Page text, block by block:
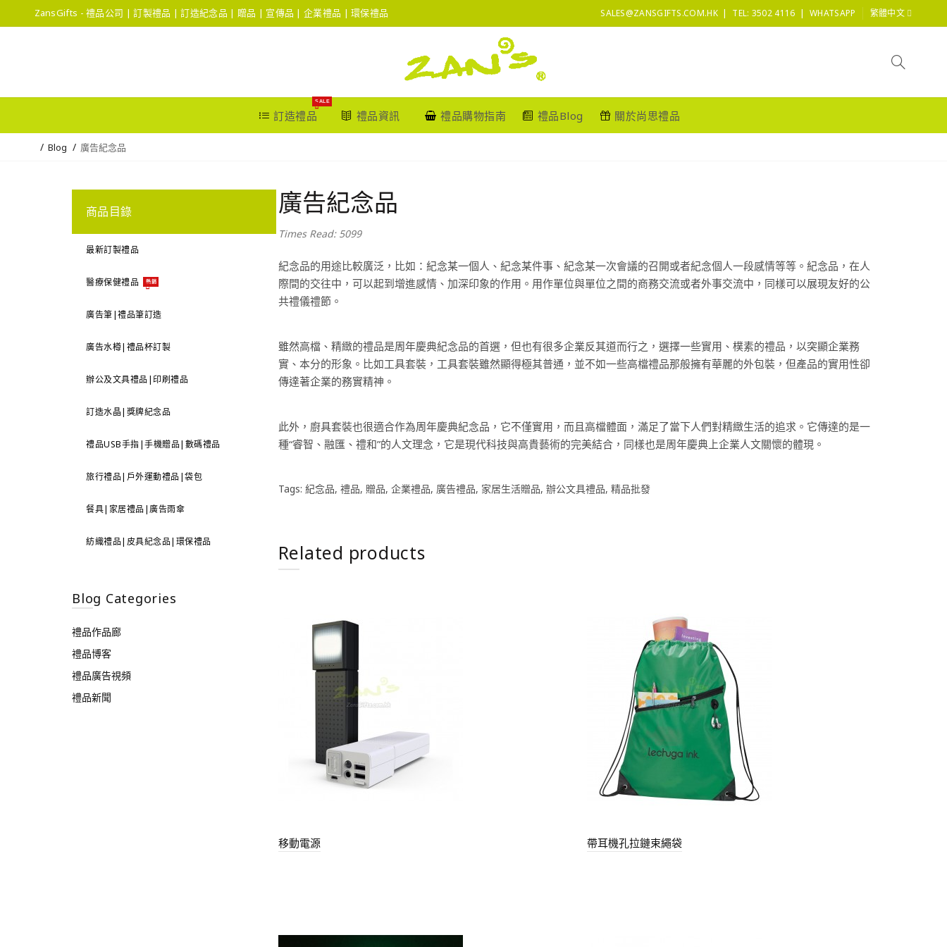
ZansGifts - 禮品公司 | 訂製禮品 | 訂造紀念品 | 贈品 | 宣傳品 | 企業禮品 | 環保禮品 SALES@ZANSGIFTS.COM.HK| TEL: 3502 4116 |WHATSAPP 繁體中文
訂造禮品
SALE
禮品資訊 禮品購物指南 禮品Blog 關於尚思禮品
Blog 廣告紀念品
商品目錄
最新訂製禮品
醫療保健禮品 熱銷
廣告筆|禮品筆訂造
廣告水樽|禮品杯訂製
辦公及文具禮品|印刷禮品
訂造水晶|獎牌紀念品
禮品USB手指|手機贈品|數碼禮品
旅行禮品|戶外運動禮品|袋包
餐具|家居禮品|廣告雨傘
紡織禮品|皮具紀念品|環保禮品
Blog Categories
禮品作品廊
禮品博客
禮品廣告視頻
禮品新聞
廣告紀念品
Times Read: 5099
紀念品的用途比較廣泛，比如：紀念某一個人、紀念某件事、紀念某一次會議的召開或者紀念個人一段感情等等。紀念品，在人
際間的交往中，可以起到增進感情、加深印象的作用。用作單位與單位之間的商務交流或者外事交流中，同樣可以展現友好的公
共禮儀禮節。
雖然高檔、精緻的禮品是周年慶典紀念品的首選，但也有很多企業反其道而行之，選擇一些實用、樸素的禮品，以突顯企業務
實、本分的形象。比如工具套裝，工具套裝雖然顯得極其普通，並不如一些高檔禮品那般擁有華麗的外包裝，但產品的實用性卻
傳達著企業的務實精神。
此外，廚具套裝也很適合作為周年慶典紀念品，它不僅實用，而且高檔體面，滿足了當下人們對精緻生活的追求。它傳達的是一
種“睿智、融匯、禮和”的人文理念，它是現代科技與高貴藝術的完美結合，同樣也是周年慶典上企業人文關懷的體現。
Tags: 紀念品, 禮品, 贈品, 企業禮品, 廣告禮品, 家居生活贈品, 辦公文具禮品, 精品批發
Related products
移動電源 帶耳機孔拉鏈束繩袋